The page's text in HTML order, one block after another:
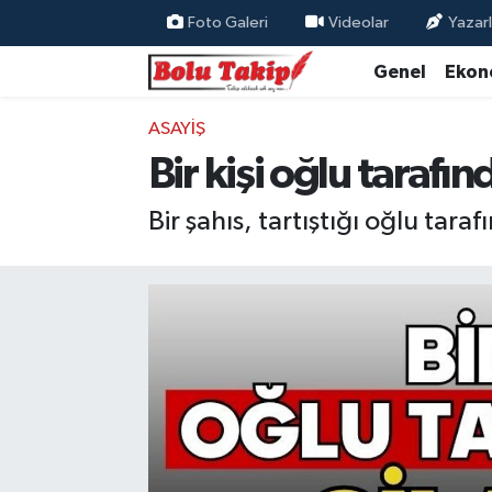
Foto Galeri Videolar
Genel
ASAYIŞ
Bir kişi oğlu
Bir şahıs, tartıştığı oğlu